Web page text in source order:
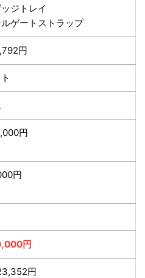
ジトレイ
ゲートストラップ
円
円
円
円
円